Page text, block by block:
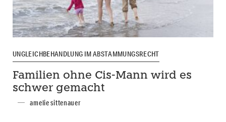
UNGLEICHBEHANDLUNG IM ABSTAMMUNGSRECHT
Familien ohne Cis-Mann wird es
schwer gemacht
amelie sittenauer